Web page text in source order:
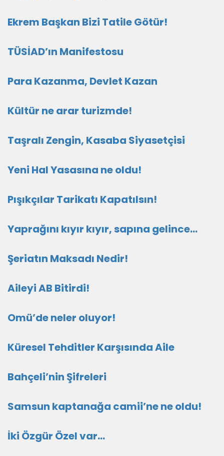
Ekrem Başkan Bizi Tatile Götür!
TÜSİAD’ın Manifestosu
Para Kazanma, Devlet Kazan
Kültür ne arar turizmde!
Taşralı Zengin, Kasaba Siyasetçisi
Yeni Hal Yasasına ne oldu!
Pışıkçılar Tarikatı Kapatılsın!
Yaprağını kıyır kıyır, sapına gelince…
Şeriatın Maksadı Nedir!
Aileyi AB Bitirdi!
Omü’de neler oluyor!
Küresel Tehditler Karşısında Aile
Bahçeli’nin Şifreleri
Samsun kaptanağa camii’ne ne oldu!
İki Özgür Özel var…